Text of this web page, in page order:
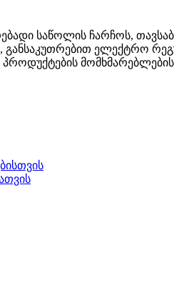
საწოლის ჩარჩოს,
ელექტრო